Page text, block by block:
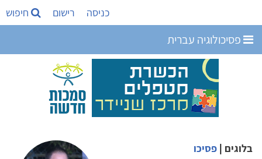
כניסה רישום חיפוש
פסיכולוגיה עברית
בלוגים | פסיכו